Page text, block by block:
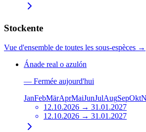
Stockente
Vue d'ensemble de toutes les sous-espèces →
Ánade real o azulón
— Fermée aujourd'hui
JanFebMärAprMaiJunJulAugSepOkt
12.10.2026 → 31.01.2027
12.10.2026 → 31.01.2027